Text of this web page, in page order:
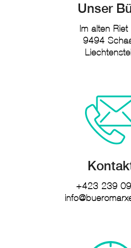
Unser
Im alten
9494
+423 239